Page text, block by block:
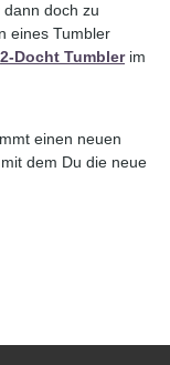
doch zu
eines Tumbler
2-Docht Tumblerim
einen neuen
dem Du die neue